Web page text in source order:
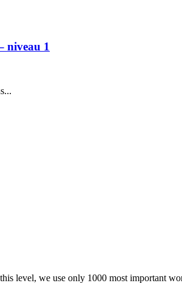
niveau 1
level, we use only 1000 most important